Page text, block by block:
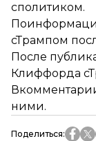
сполитиком.
сТрампом
После
Клиффорда
ними.
Поделиться: